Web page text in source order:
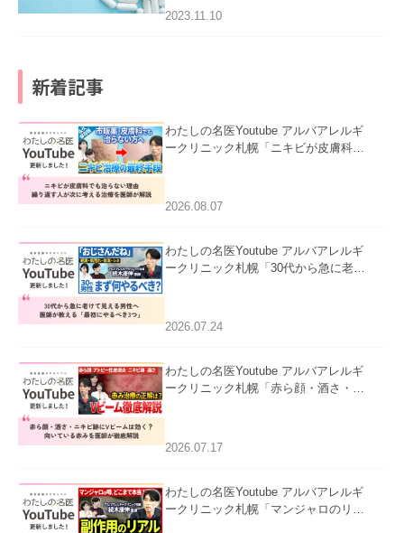
2023.11.10
新着記事
わたしの名医Youtube アルバアレルギ
ークリニック札幌「ニキビが皮膚科で
ました。
2026.08.07
わたしの名医Youtube アルバアレルギ
ークリニック札幌「30代から急に老け
た。
2026.07.24
わたしの名医Youtube アルバアレルギ
ークリニック札幌「赤ら顔・酒さ・ニ
ました。
2026.07.17
わたしの名医Youtube アルバアレルギ
ークリニック札幌「マンジャロのリア